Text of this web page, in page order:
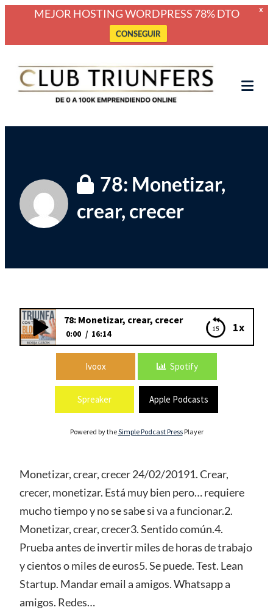
X
MEJOR HOSTING WORDPRESS 78% DTO
CONSEGUIR
contenido
Club Triunfers
Club de Emprendedores Online
78: Monetizar,
crear, crecer
1x
78: Monetizar, crear, crecer
0:00 16:14
78: Monetizar, crear, crecer
Ivoox Spotify
Spreaker Apple Podcasts
Powered by theSimple Podcast PressPlayer
Monetizar, crear, crecer 24/02/20191. Crear,
crecer, monetizar. Está muy bien pero… requiere
mucho tiempo y no se sabe si va a funcionar.2.
Monetizar, crear, crecer3. Sentido común.4.
Prueba antes de invertir miles de horas de trabajo
y cientos o miles de euros5. Se puede. Test. Lean
Startup. Mandar email a amigos. Whatsapp a
amigos. Redes…